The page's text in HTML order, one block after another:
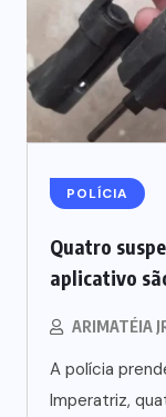
POLÍCIA
Quatro
aplicativo
ARIMATÉIA
A polícia
Imperatriz,